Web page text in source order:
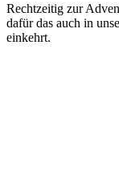
Rechtzeitig zur
dafür das auch in
einkehrt.